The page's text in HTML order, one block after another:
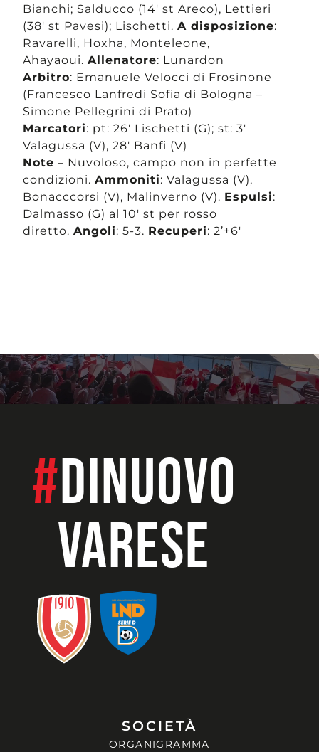
Bianchi; Salducco (14′ st Areco), Lettieri
(38′ st Pavesi); Lischetti. A disposizione:
Ravarelli, Hoxha, Monteleone,
Ahayaoui. Allenatore: Lunardon
Arbitro: Emanuele Velocci di Frosinone
(Francesco Lanfredi Sofia di Bologna –
Simone Pellegrini di Prato)
Marcatori: pt: 26′ Lischetti (G); st: 3′
Valagussa (V), 28′ Banfi (V)
Note – Nuvoloso, campo non in perfette
condizioni. Ammoniti: Valagussa (V),
Bonacccorsi (V), Malinverno (V). Espulsi:
Dalmasso (G) al 10′ st per rosso
diretto. Angoli: 5-3. Recuperi: 2’+6′
#dinuovo
VARESE
SOCIETÀ
ORGANIGRAMMA